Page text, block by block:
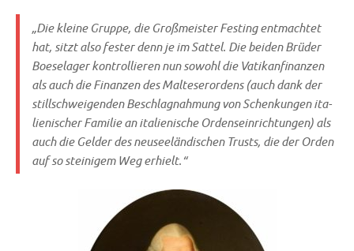
„Die klei­ne Grup­pe, die Groß­mei­ster Fest­ing ent­mach­tet
hat, sitzt also fester denn je im Sat­tel. Die bei­den Brü­der
Boe­se­la­ger kon­trol­lie­ren nun sowohl die Vati­kan­finan­zen
als auch die Finan­zen des Mal­te­ser­or­dens (auch dank der
still­schwei­gen­den Beschlag­nah­mung von Schen­kun­gen ita­
lie­ni­scher Fami­lie an ita­lie­ni­sche Ordens­ein­rich­tun­gen) als
auch die Gel­der des neu­see­län­di­schen Trusts, die der Orden
auf so stei­ni­gem Weg erhielt.“